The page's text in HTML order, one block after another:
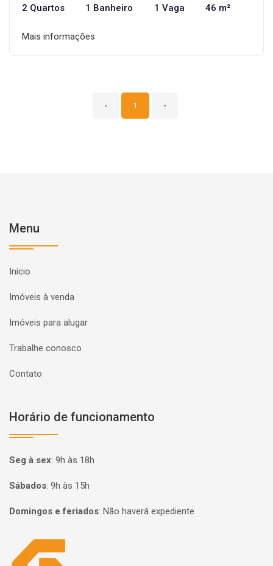
2 Quartos 1 Banheiro 1 Vaga 46 m²
Mais informações
‹ 1 ›
Menu
Início
Imóveis à venda
Imóveis para alugar
Trabalhe conosco
Contato
Horário de funcionamento
Seg à sex: 9h às 18h
Sábados: 9h às 15h
Domingos e feriados: Não haverá expediente
Página inicial